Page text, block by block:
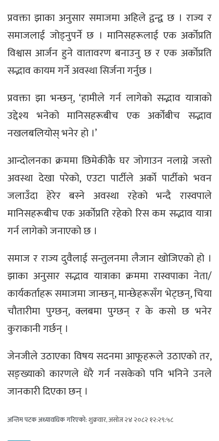
प्रवक्ता झाका अनुसार समाजमा अहिले द्वन्द्व छ । राज्य र
समाजलाई जोड्नुपर्ने छ । मानिसहरूलाई एक अर्कोप्रति
विश्वास आर्जन हुने वातावरण बनाउनु छ र एक अर्कोप्रति
सद्भाव कायम गर्ने अवस्था सिर्जना गर्नुछ ।
प्रवक्ता झा भन्छन्, ‘हामीले गर्न लागेको सद्भाव यात्राको
उद्देश्य भनेको मानिसहरूबीच एक अर्कोबीच सद्भाव
नखलबलियोस् भनेर हो ।’
आन्दोलनका क्रममा छिमेकीकै घर जोगाउन नलाग्ने जस्तो
अवस्था देखा परेको, एउटा पार्टीले अर्को पार्टीको भवन
जलाउँदा हेरेर बस्ने अवस्था रहेको भन्दै रास्वपाले
मानिसहरूबीच एक अर्कोप्रति रहेको रिस कम सद्भाव यात्रा
गर्न लागेको जनाएको छ ।
समाज र राज्य दुवैलाई सन्तुलनमा लैजान खोजिएको हो ।
झाका अनुसार सद्भाव यात्राका क्रममा रास्वपाका नेता/
कार्यकर्ताहरू समाजमा जान्छन्, मान्छेहरूसँग भेट्छन्, चिया
चौतारीमा पुग्छन्, क्लबमा पुग्छन् र के कसो छ भनेर
कुराकानी गर्छन् ।
जेनजीले उठाएका विषय सदनमा आफूहरूले उठाएको तर,
सङ्ख्याको कारणले धेरै गर्न नसकेको पनि भनिने उनले
जानकारी दिएका छन् ।
अन्तिम पटक अध्यावधिक गरिएको:शुक्रवार, असोज २४ २०८२ १२:२९:५८